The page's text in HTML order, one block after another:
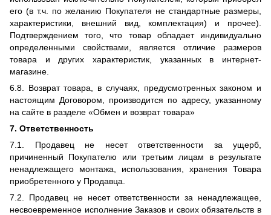
его (в т.ч. по желанию Покупателя не стандартные размеры,
характеристики, внешний вид, комплектация) и прочее).
Подтверждением того, что товар обладает индивидуально
определенными свойствами, является отличие размеров
товара и других характеристик, указанных в интернет-
магазине.
6.8. Возврат товара, в случаях, предусмотренных законом и
настоящим Договором, производится по адресу, указанному
на сайте в разделе «Обмен и возврат товара»
7. Ответственность
7.1. Продавец не несет ответственности за ущерб,
причиненный Покупателю или третьим лицам в результате
ненадлежащего монтажа, использования, хранения Товара
приобретенного у Продавца.
7.2. Продавец не несет ответственности за ненадлежащее,
несвоевременное исполнение Заказов и своих обязательств в